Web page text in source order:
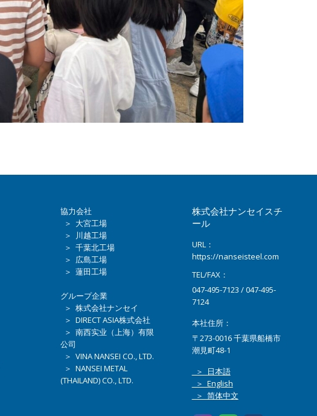
協力会社
＞ 大宮工場
＞ 川越工場
＞ 千葉北工場
＞ 広島工場
＞ 蓮田工場
グループ企業
＞ 株式会社ナンセイ
＞ DIRECT ASIA株式会社
＞ 南西实业（上海）有限
公司
＞ VINA NANSEI CO., LTD.
＞ NANSEI METAL
(THAILAND) CO., LTD.
株式会社ナンセイスチ
ール
URL：
https://nanseisteel.com
TEL/FAX：
047-495-7123 / 047-495-
7124
本社住所：
〒273-0016 千葉県船橋市
潮見町48-1
＞ 日本語
＞ English
＞ 简体中文